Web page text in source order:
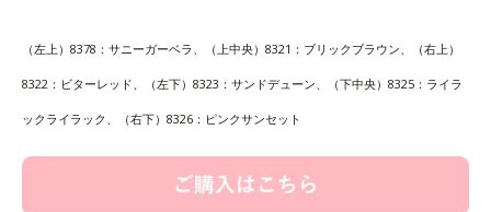
（左上）8378：サニーガーベラ、（上中央）8321：ブリックブラウン、（右上）
8322：ビターレッド、（左下）8323：サンドデューン、（下中央）8325：ライラ
ックライラック、（右下）8326：ピンクサンセット